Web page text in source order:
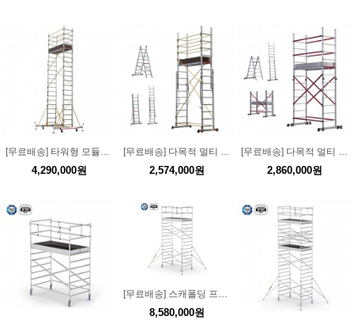
[무료배송] 타워형 모듈식 스캐폴딩 21단 KCSM640 고소작업대
4,290,000원
[무료배송] 다목적 멀티 스캐폴딩 2x8단 KCPL003 조립 고소작업대
2,574,000원
[무료배송] 다목적 멀티 스캐폴딩 12단 KCSTL206 조립 고소작업대
2,860,000원
[무료배송] 스캐폴딩 프로L작업대 6m KCPT-L6 조립식 고소작업대
8,580,000원